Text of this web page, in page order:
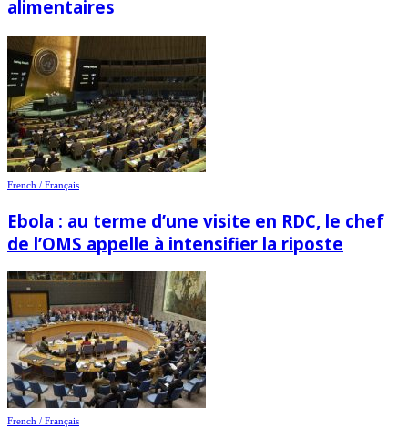
alimentaires
French / Français
Ebola : au terme d’une visite en RDC, le chef
de l’OMS appelle à intensifier la riposte
French / Français